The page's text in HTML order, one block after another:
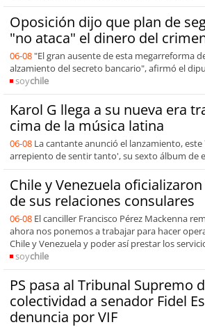
Oposición dijo que plan de
"no ataca" el dinero del
06-08 "El gran ausente de esta megarreforma
alzamiento del secreto bancario", afirmó el
soychile
Karol G llega a su nueva era
cima de la música latina
06-08 La cantante anunció el lanzamiento,
arrepiento de sentir tanto', su sexto álbum de
Chile y Venezuela
de sus relaciones consulares
06-08 El canciller Francisco Pérez Mackenna
ahora nos ponemos a trabajar para hacer
Chile y Venezuela y poder así prestar los
soychile
PS pasa al Tribunal Supremo
colectividad a senador Fidel
denuncia por VIF